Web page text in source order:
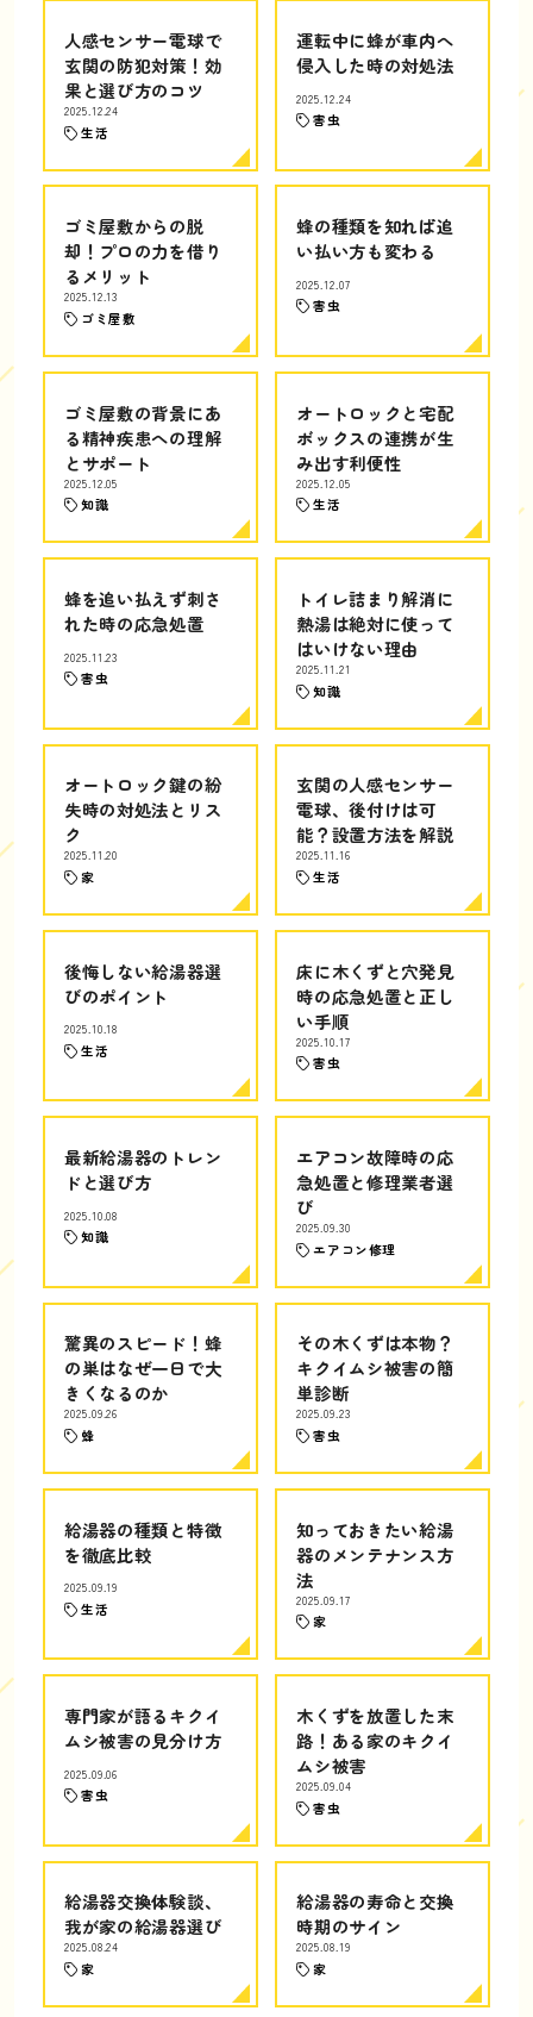
人感センサー電球で
玄関の防犯対策！効
果と選び方のコツ
2025.12.24
生活
運転中に蜂が車内へ
侵入した時の対処法
2025.12.24
害虫
ゴミ屋敷からの脱
却！プロの力を借り
るメリット
2025.12.13
ゴミ屋敷
蜂の種類を知れば追
い払い方も変わる
2025.12.07
害虫
ゴミ屋敷の背景にあ
る精神疾患への理解
とサポート
2025.12.05
知識
オートロックと宅配
ボックスの連携が生
み出す利便性
2025.12.05
生活
蜂を追い払えず刺さ
れた時の応急処置
2025.11.23
害虫
トイレ詰まり解消に
熱湯は絶対に使って
はいけない理由
2025.11.21
知識
オートロック鍵の紛
失時の対処法とリス
ク
2025.11.20
家
玄関の人感センサー
電球、後付けは可
能？設置方法を解説
2025.11.16
生活
後悔しない給湯器選
びのポイント
2025.10.18
生活
床に木くずと穴発見
時の応急処置と正し
い手順
2025.10.17
害虫
最新給湯器のトレン
ドと選び方
2025.10.08
知識
エアコン故障時の応
急処置と修理業者選
び
2025.09.30
エアコン修理
驚異のスピード！蜂
の巣はなぜ一日で大
きくなるのか
2025.09.26
蜂
その木くずは本物？
キクイムシ被害の簡
単診断
2025.09.23
害虫
給湯器の種類と特徴
を徹底比較
2025.09.19
生活
知っておきたい給湯
器のメンテナンス方
法
2025.09.17
家
専門家が語るキクイ
ムシ被害の見分け方
2025.09.06
害虫
木くずを放置した末
路！ある家のキクイ
ムシ被害
2025.09.04
害虫
給湯器交換体験談、
我が家の給湯器選び
2025.08.24
家
給湯器の寿命と交換
時期のサイン
2025.08.19
家